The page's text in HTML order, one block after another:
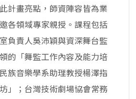
計畫亮點，師資陣容皆為業
各領域專家親授。課程包括
負責人吳沛穎與資深舞台監
的「舞監工作內容及能力培
族音樂學系助理教授楊澤指
」；台灣技術劇場協會常務